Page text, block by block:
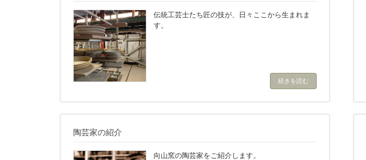
伝統工芸士たち匠の技が、日々ここから生まれま
す。­
続きを読む
陶芸家の紹介
向山窯の陶芸家をご紹介します。